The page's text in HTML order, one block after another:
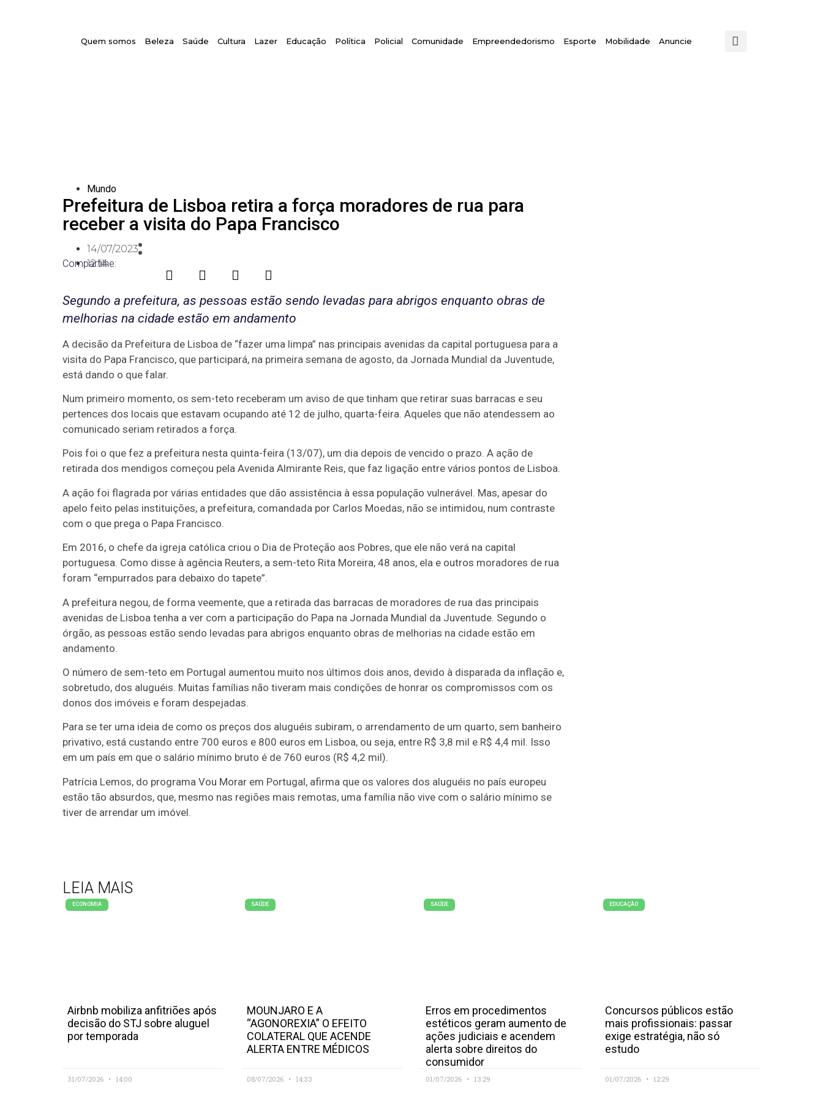
Quem somos Beleza Saúde Cultura Lazer Educação Política Policial Comunidade Empreendedorismo Esporte Mobilidade Anuncie
Mundo
Prefeitura de Lisboa retira a força moradores de rua para
receber a visita do Papa Francisco
14/07/2023
12:14
Compartilhe:
Segundo a prefeitura, as pessoas estão sendo levadas para abrigos enquanto obras de
melhorias na cidade estão em andamento
A decisão da Prefeitura de Lisboa de “fazer uma limpa” nas principais avenidas da capital portuguesa para a
visita do Papa Francisco, que participará, na primeira semana de agosto, da Jornada Mundial da Juventude,
está dando o que falar.
Num primeiro momento, os sem-teto receberam um aviso de que tinham que retirar suas barracas e seu
pertences dos locais que estavam ocupando até 12 de julho, quarta-feira. Aqueles que não atendessem ao
comunicado seriam retirados a força.
Pois foi o que fez a prefeitura nesta quinta-feira (13/07), um dia depois de vencido o prazo. A ação de
retirada dos mendigos começou pela Avenida Almirante Reis, que faz ligação entre vários pontos de Lisboa.
A ação foi flagrada por várias entidades que dão assistência à essa população vulnerável. Mas, apesar do
apelo feito pelas instituições, a prefeitura, comandada por Carlos Moedas, não se intimidou, num contraste
com o que prega o Papa Francisco.
Em 2016, o chefe da igreja católica criou o Dia de Proteção aos Pobres, que ele não verá na capital
portuguesa. Como disse à agência Reuters, a sem-teto Rita Moreira, 48 anos, ela e outros moradores de rua
foram “empurrados para debaixo do tapete”.
A prefeitura negou, de forma veemente, que a retirada das barracas de moradores de rua das principais
avenidas de Lisboa tenha a ver com a participação do Papa na Jornada Mundial da Juventude. Segundo o
órgão, as pessoas estão sendo levadas para abrigos enquanto obras de melhorias na cidade estão em
andamento.
O número de sem-teto em Portugal aumentou muito nos últimos dois anos, devido à disparada da inflação e,
sobretudo, dos aluguéis. Muitas famílias não tiveram mais condições de honrar os compromissos com os
donos dos imóveis e foram despejadas.
Para se ter uma ideia de como os preços dos aluguéis subiram, o arrendamento de um quarto, sem banheiro
privativo, está custando entre 700 euros e 800 euros em Lisboa, ou seja, entre R$ 3,8 mil e R$ 4,4 mil. Isso
em um país em que o salário mínimo bruto é de 760 euros (R$ 4,2 mil).
Patrícia Lemos, do programa Vou Morar em Portugal, afirma que os valores dos aluguéis no país europeu
estão tão absurdos, que, mesmo nas regiões mais remotas, uma família não vive com o salário mínimo se
tiver de arrendar um imóvel.
LEIA MAIS
ECONOMIA
Airbnb mobiliza anfitriões após
decisão do STJ sobre aluguel
por temporada
31/07/2026 14:00
SAÚDE
MOUNJARO E A
“AGONOREXIA” O EFEITO
COLATERAL QUE ACENDE
ALERTA ENTRE MÉDICOS
08/07/2026 14:33
SAÚDE
Erros em procedimentos
estéticos geram aumento de
ações judiciais e acendem
alerta sobre direitos do
consumidor
01/07/2026 13:29
EDUCAÇÃO
Concursos públicos estão
mais profissionais: passar
exige estratégia, não só
estudo
01/07/2026 12:29